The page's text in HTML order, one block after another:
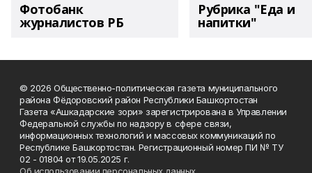
Фотобанк
журналистов РБ
Рубрика "Еда и
напитки"
© 2026 Общественно-политическая газета муниципального
района Фёдоровский район Республики Башкортостан
Газета «Ашкадарские зори» зарегистрирована в Управлении
Федеральной службы по надзору в сфере связи,
информационных технологий и массовых коммуникаций по
Республике Башкортостан. Регистрационный номер ПИ № ТУ
02 - 01804 от 19.05.2025 г.